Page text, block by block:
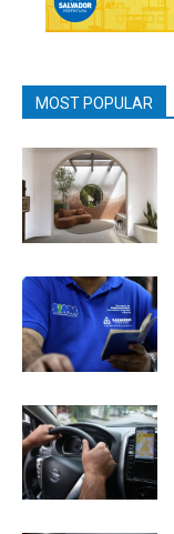
MOST POPULAR